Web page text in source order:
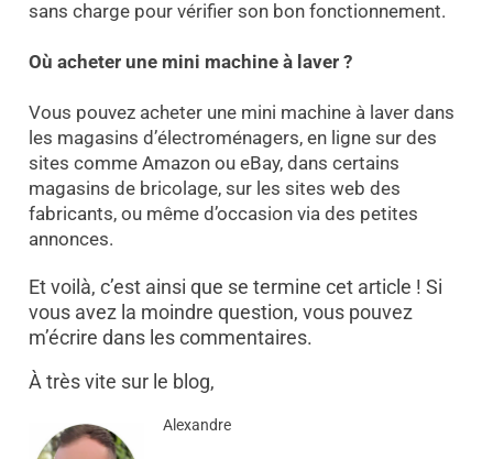
sans charge pour vérifier son bon fonctionnement.
Où acheter une mini machine à laver ?
Vous pouvez acheter une mini machine à laver dans
les magasins d’électroménagers, en ligne sur des
sites comme Amazon ou eBay, dans certains
magasins de bricolage, sur les sites web des
fabricants, ou même d’occasion via des petites
annonces.
Et voilà, c’est ainsi que se termine cet article ! Si
vous avez la moindre question, vous pouvez
m’écrire dans les commentaires.
À très vite sur le blog,
Alexandre